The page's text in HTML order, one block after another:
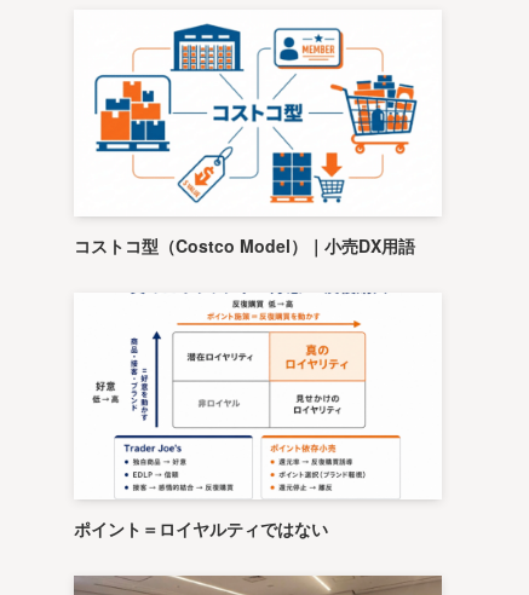
コストコ型（Costco Model）｜小売DX用語
ポイント＝ロイヤルティではない